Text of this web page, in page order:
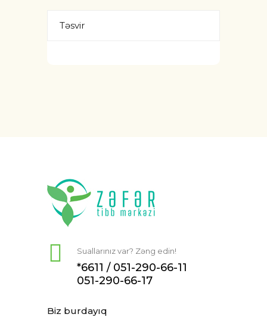
Təsvir
Suallarınız var? Zəng edin!
*6611 / 051-290-66-11
051-290-66-17
Biz burdayıq